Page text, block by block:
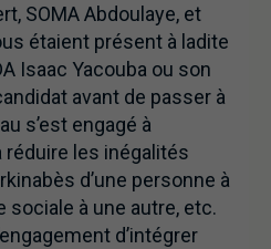
SOMA Abdoulaye, et
étaient présent à ladite
Isaac Yacouba ou son
avant de passer à
s’est engagé à
les inégalités
d’une personne à
sociale à une autre, etc.
d’intégrer